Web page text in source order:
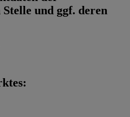
und ggf. deren